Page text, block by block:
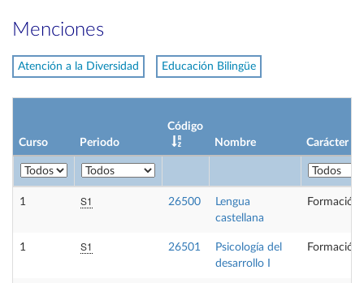
Menciones
Atención a la Diversidad Educación Bilingüe
Curso Periodo
Código
Nombre
Carácter
1 S1 26500
Lengua
castellana
Formación
1 S1 26501
Psicología del
desarrollo I
Formación